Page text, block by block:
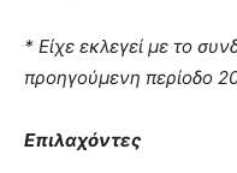
* Είχε εκλεγεί με το
προηγούμενη περίοδο
Επιλαχόντες